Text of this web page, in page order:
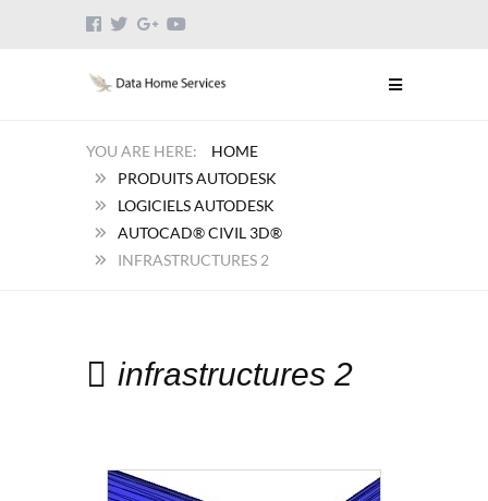
HOME
PRODUITS AUTODESK
LOGICIELS AUTODESK
AUTOCAD® CIVIL 3D®
INFRASTRUCTURES 2
infrastructures 2